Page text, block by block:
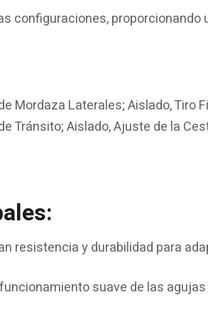
configuraciones, proporcionando
Mordaza Laterales; Aislado, Tiro
Tránsito; Aislado, Ajuste de la
resistencia y durabilidad para
suave de las